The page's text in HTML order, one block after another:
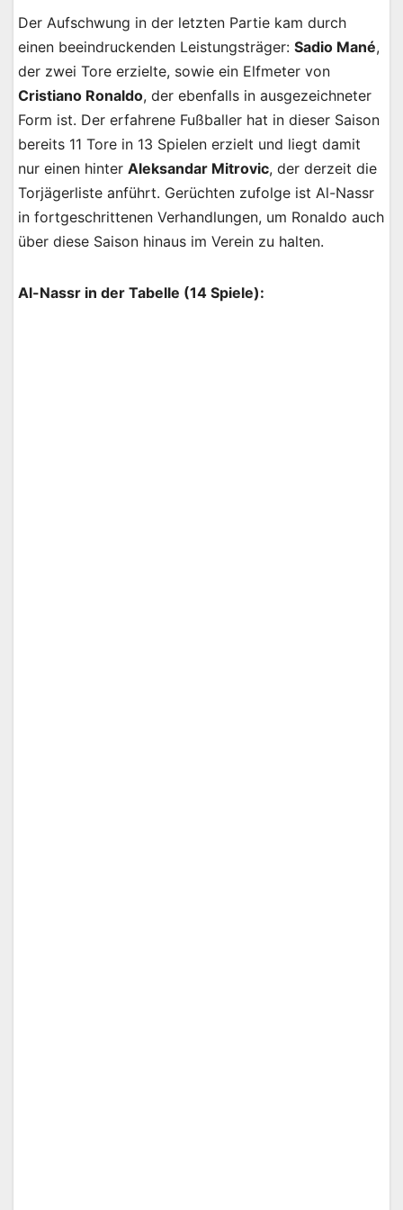
Der Aufschwung in der letzten Partie kam durch
einen beeindruckenden Leistungsträger: Sadio Mané,
der zwei Tore erzielte, sowie ein Elfmeter von
Cristiano Ronaldo, der ebenfalls in ausgezeichneter
Form ist. Der erfahrene Fußballer hat in dieser Saison
bereits 11 Tore in 13 Spielen erzielt und liegt damit
nur einen hinter Aleksandar Mitrovic, der derzeit die
Torjägerliste anführt. Gerüchten zufolge ist Al-Nassr
in fortgeschrittenen Verhandlungen, um Ronaldo auch
über diese Saison hinaus im Verein zu halten.
Al-Nassr in der Tabelle (14 Spiele):